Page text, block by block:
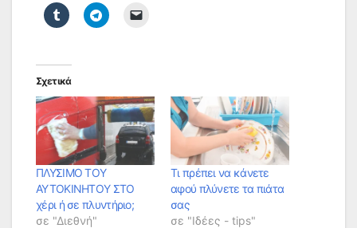
Σχετικά
ΠΛΥΣΙΜΟ ΤΟΥ
ΑΥΤΟΚΙΝΗΤΟΥ ΣΤΟ
χέρι ή σε πλυντήριο;
σε "Διεθνή"
Τι πρέπει να κάνετε
αφού πλύνετε τα πιάτα
σας
σε "Ιδέες - tips"